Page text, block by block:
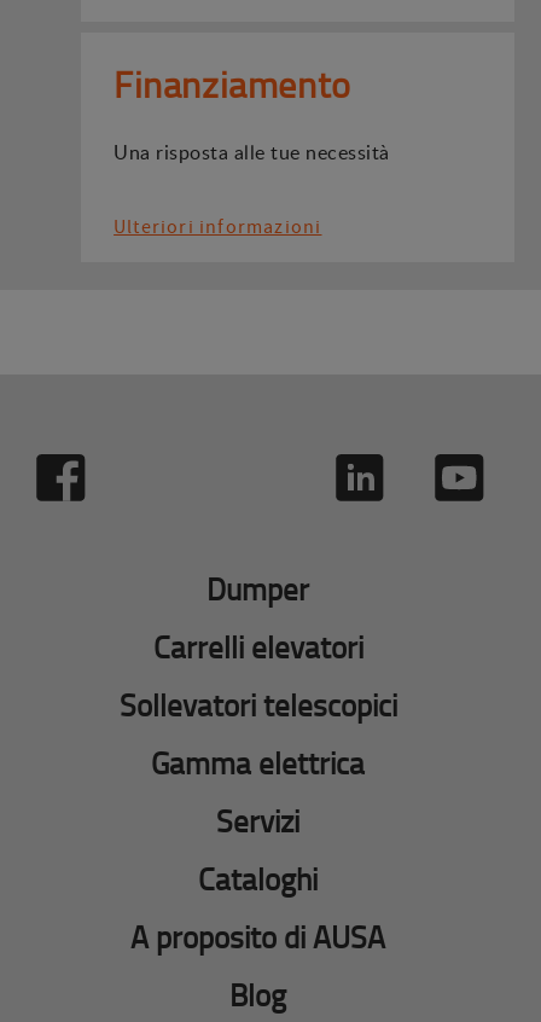
Finanziamento
Una risposta alle tue necessità
Ulteriori informazioni
Dumper
Carrelli elevatori
Sollevatori telescopici
Gamma elettrica
Servizi
Cataloghi
A proposito di AUSA
Blog